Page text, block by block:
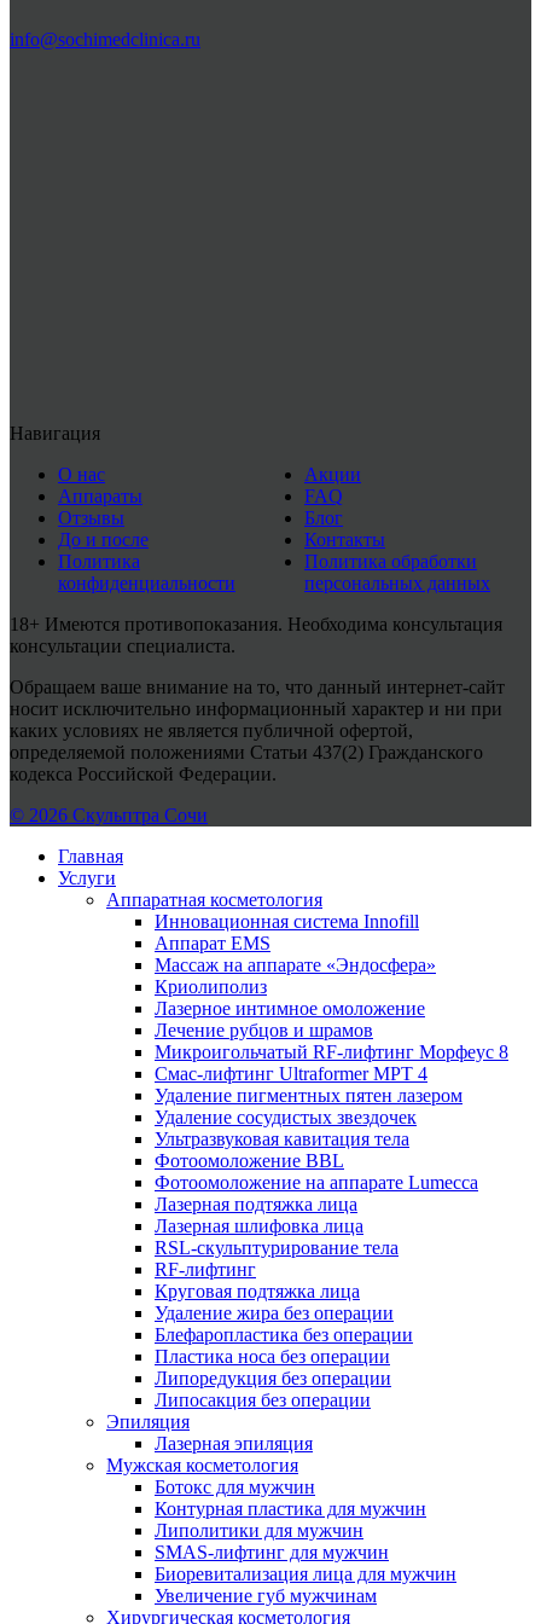
info@sochimedclinica.ru
Навигация
О нас
Аппараты
Отзывы
До и после
Политика
конфиденциальности
Акции
FAQ
Блог
Контакты
Политика обработки
персональных данных
18+ Имеются противопоказания. Необходима консультация
консультации специалиста.
Обращаем ваше внимание на то, что данный интернет-сайт
носит исключительно информационный характер и ни при
каких условиях не является публичной офертой,
определяемой положениями Статьи 437(2) Гражданского
кодекса Российской Федерации.
© 2026 Скульптра Сочи
Главная
Услуги
Аппаратная косметология
Инновационная система Innofill
Аппарат EMS
Массаж на аппарате «Эндосфера»
Криолиполиз
Лазерное интимное омоложение
Лечение рубцов и шрамов
Микроигольчатый RF-лифтинг Морфеус 8
Смас-лифтинг Ultraformer MPT 4
Удаление пигментных пятен лазером
Удаление сосудистых звездочек
Ультразвуковая кавитация тела
Фотоомоложение BBL
Фотоомоложение на аппарате Lumecca
Лазерная подтяжка лица
Лазерная шлифовка лица
RSL-скульптурирование тела
RF-лифтинг
Круговая подтяжка лица
Удаление жира без операции
Блефаропластика без операции
Пластика носа без операции
Липоредукция без операции
Липосакция без операции
Эпиляция
Лазерная эпиляция
Мужская косметология
Ботокс для мужчин
Контурная пластика для мужчин
Липолитики для мужчин
SMAS-лифтинг для мужчин
Биоревитализация лица для мужчин
Увеличение губ мужчинам
Хирургическая косметология